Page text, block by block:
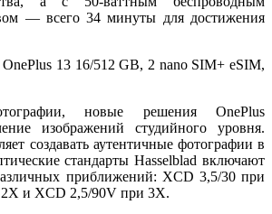
— всего 34 минуты для достижения
новые решения OnePlus
изображений студийного уровня.
создавать аутентичные фотографии в
стандарты Hasselblad включают
приближений: XCD 3,5/30 при
и XCD 2,5/90V при 3X.